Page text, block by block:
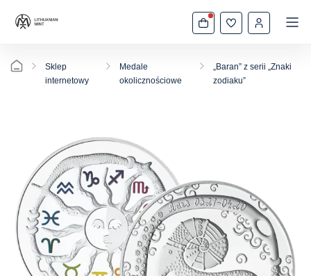
Sklep
internetowy
Medale
okolicznościowe
„Baran” z serii „Znaki
zodiaku”